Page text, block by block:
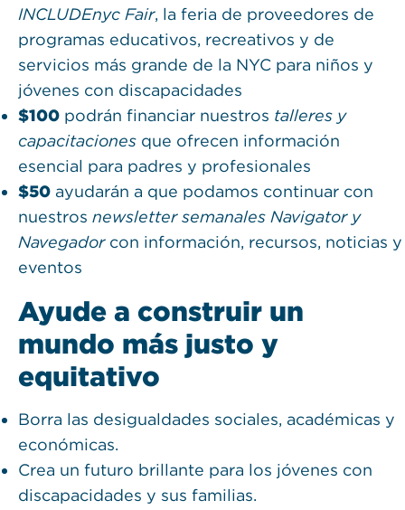
INCLUDEnyc Fair, la feria de proveedores de
programas educativos, recreativos y de
servicios más grande de la NYC para niños y
jóvenes con discapacidades
$100 podrán financiar nuestros talleres y
capacitaciones que ofrecen información
esencial para padres y profesionales
$50 ayudarán a que podamos continuar con
nuestros newsletter semanales Navigator y
Navegador con información, recursos, noticias y
eventos
Ayude a construir un
mundo más justo y
equitativo
Borra las desigualdades sociales, académicas y
económicas.
Crea un futuro brillante para los jóvenes con
discapacidades y sus familias.